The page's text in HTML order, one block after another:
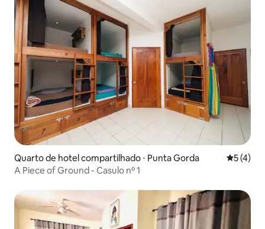
Quarto de hotel compartilhado ⋅ Punta Gorda 5 de
5 (4)
A Piece of Ground - Casulo nº 1